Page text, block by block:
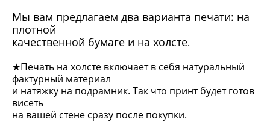
Мы вам предлагаем два варианта печати: на
плотной
качественной бумаге и на холсте.
★Печать на холсте включает в себя натуральный
фактурный материал
и натяжку на подрамник. Так что принт будет готов
висеть
на вашей стене сразу после покупки.